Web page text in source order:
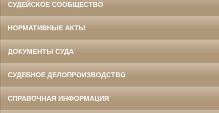
СУДЕЙСКОЕ СООБЩЕСТВО
НОРМАТИВНЫЕ АКТЫ
ДОКУМЕНТЫ СУДА
СУДЕБНОЕ ДЕЛОПРОИЗВОДСТВО
СПРАВОЧНАЯ ИНФОРМАЦИЯ